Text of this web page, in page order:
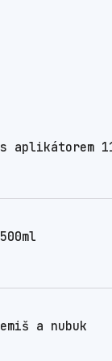
aplikátorem
a nubuk